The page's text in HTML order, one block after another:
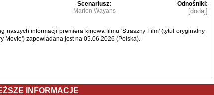
Scenariusz:
Marlon Wayans
Odnośniki:
[dodaj]
naszych informacji premiera kinowa filmu 'Straszny Film' (tytuł oryginalny
Movie') zapowiadana jest na 05.06.2026 (Polska).
INFORMACJE